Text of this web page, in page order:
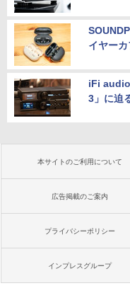
イヤー
iFi audio
3」に迫
本サイトのご利用について
広告掲載のご案内
プライバシーポリシー
インプレスグループ